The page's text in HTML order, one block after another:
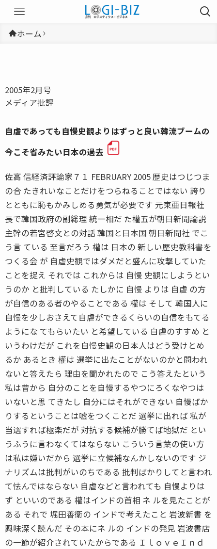
ホーム
2005年2月号
メディア批評
自虐であっても自慢史観よりはずっと良い韓流ブームの
今こそ省みたい日本の過去
佐高 信経済評論家７１ FEBRUARY 2005 歴史はつじつま
の合 たきれいなことだけをつらねることではない 誇り
とともに恥もかみしめる勇気が必要です 元東亜日報社
長で韓国政府の副総理 統一相だ た權五が朝日新聞論説
主幹の若宮啓文との対話 韓国と日本国 朝日新聞社 でこ
う言 ている 至言だろう 權は 日本の 新しい歴史教科書を
つくる会 が 自虐史観ではダメだと盛んに攻撃していた
ことを捉え それでは これからは 自慢 史観にしようとい
うのか と批判している たしかに 自慢 よりは 自虐 の方
が自信のある者のやることである 權は そして 韓国人に
自慢を少しおさえて自虐ができるくらいの自信をもてる
ようにな てもらいたい と希望している 自虐のすすめ と
いうわけだが これを自慢史観の日本人はどう受けとめ
るか あるとき 權は 選挙に出たことがないのかと問われ
ないと答えたら 理由を聞かれたので こう答えたという
私は昔から 自分のことを自慢するやつにろくなやつは
いないと思 てきたし 自分にはそれができない 自慢ばか
りするということは嘘をつくことだ 選挙に出れば 私が
当選すれば極楽だが 対抗する候補が勝てば地獄だ とい
うふうに言わなくてはならない こういう言葉の使い方
は私は嫌いだから 選挙に立候補なんかしないのです ジ
ナリズムは批判がいのちである 批判ばかりしてと言われ
て怯んではならない 自虐などと言われても 自慢よりは
ず といいのである 權はインドの首相 ネ ルを見たことが
ある それで 堀田善衛の インドで考えたこと 岩波新書 を
興味深く読んだ その本にネ ルの インドの発見 岩波書店
の一節が紹介されていたからである ＩｌｏｖｅＩｎｄ